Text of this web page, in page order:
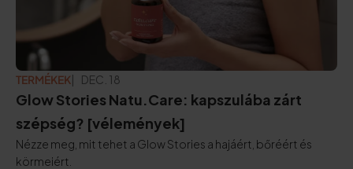
TERMÉKEK FRISSÍTVE:
DEC. 18
Glow Stories Natu.Care: kapszulába zárt
szépség? [vélemények]
Nézze meg, mit tehet a Glow Stories a hajáért, bőréért és
körmeiért.